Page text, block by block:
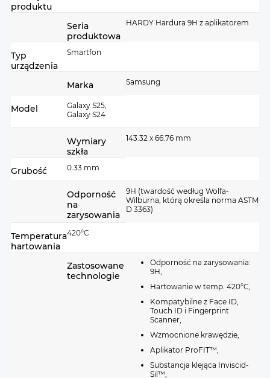
Technologia Hardura™ -
wzmocnione krawędzie dla
Hardura™ zapewniają dodatkową ochronę w
najbardziej narażonych miejscach ekranu, gdzie
najczęściej dochodzi do pęknięć. Krawędzie to
najbardziej podatne na uszkodzenia fragmenty
każdego ekranu - to właśnie tam najczęściej
pojawiają się pierwsze pęknięcia po upadku.
Innowacyjna konstrukcja koncentruje się na tych
krytycznych obszarach, oferując zwiększoną
odporność na uderzenia tam, gdzie tradycyjne
szkła najczęściej zawodzą.
produktu
Seria
produktowa
HARDY Hardura 9H z aplikatorem
Typ
urządzenia
Smartfon
Marka Samsung
Model
Galaxy S25,
Galaxy S24
Wymiary
szkła
143.32 x 66.76 mm
Grubość 0.33 mm
Odporność
na
zarysowania
9H (twardość według Wolfa-
Wilburna, którą określa norma ASTM
D 3363)
Temperatura
hartowania
420°C
Zastosowane
technologie
Odporność na zarysowania:
9H,
Hartowanie w temp. 420°C,
Kompatybilne z Face ID,
Touch ID i Fingerprint
Scanner,
Wzmocnione krawędzie,
Aplikator ProFIT™,
Substancja klejąca Inviscid-
Sil™,